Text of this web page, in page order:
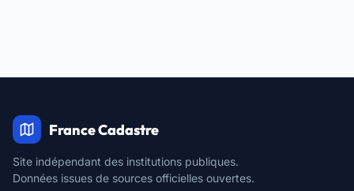
France Cadastre
Site indépendant des institutions publiques.
Données issues de sources officielles ouvertes.